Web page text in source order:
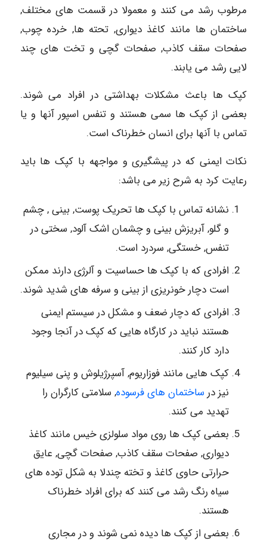
مرطوب رشد می کنند و معمولا در قسمت های مختلف,
ساختمان ها مانند کاغذ دیواری, تحته ها, خرده چوب,
صفحات سقف کاذب, صفحات گچی و تخت های چند
لایی رشد می یابند.
کپک ها باعث مشکلات بهداشتی در افراد می شوند.
بعضی از کپک ها سمی هستند و تنفس اسپور آنها و یا
تماس با آنها برای انسان خطرناک است.
نکات ایمنی که در پیشگیری و مواجهه با کپک ها باید
رعایت کرد به شرح زیر می باشد:
نشانه تماس با کپک ها تحریک پوست, بینی , چشم
و گلو, آبریزش بینی و چشمان اشک آلود, سختی در
تنفس, خستگی, سردرد است.
افرادی که با کپک ها حساسیت و آلرژی دارند ممکن
است دچار خونریزی از بینی و سرفه های شدید شوند.
افرادی که دچار ضعف و مشکل در سیستم ایمنی
هستند نباید در کارگاه هایی که کپک در آنجا وجود
دارد کار کنند.
کپک هایی مانند فوزاریوم, آسپرژیلوش و پنی سیلیوم
نیز درساختمان های فرسوده, سلامتی کارگران را
تهدید می کنند.
بعضی کپک ها روی مواد سلولزی خیس مانند کاغذ
دیواری, صفحات سقف کاذب, صفحات گچی, عایق
حرارتی حاوی کاغذ و تخته چندلا به شکل توده های
سیاه رنگ رشد می کنند که برای افراد خطرناک
هستند.
بعضی از کپک ها دیده نمی شوند و در مجاری